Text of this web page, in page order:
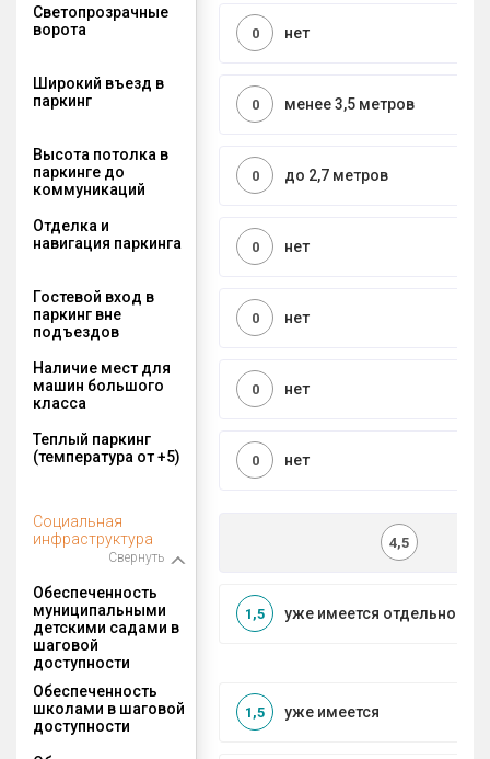
Светопрозрачные
ворота
нет
0
Широкий въезд в
паркинг
менее 3,5 метров
0
Высота потолка в
паркинге до
коммуникаций
до 2,7 метров
0
Отделка и
навигация паркинга
нет
0
Гостевой вход в
паркинг вне
подъездов
нет
0
Наличие мест для
машин большого
класса
нет
0
Теплый паркинг
(температура от +5)
нет
0
Социальная
инфраструктура
Свернуть
4,5
Обеспеченность
муниципальными
детскими садами в
шаговой
доступности
уже имеется
1,5
Обеспеченность
школами в шаговой
доступности
уже имеется
1,5